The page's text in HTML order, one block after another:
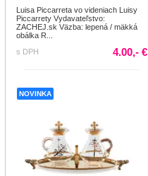
Luisa Piccarreta vo videniach Luisy
Piccarrety Vydavateľstvo:
ZACHEJ.sk Väzba: lepená / mäkká
obálka R...
s DPH
4.00,- €
NOVINKA